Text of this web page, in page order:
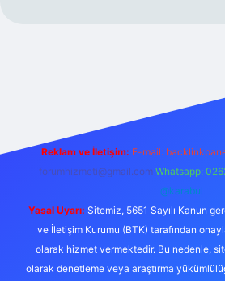
Reklam ve İletişim: E-mail:
forumhizmeti@gmail.com Whatsapp:
@karabul
Yasal Uyarı: Sitemiz, 5651 Sayılı Kanun
ve İletişim Kurumu (BTK) tarafından
olarak hizmet vermektedir. Bu nedenle,
olarak denetleme veya araştırma